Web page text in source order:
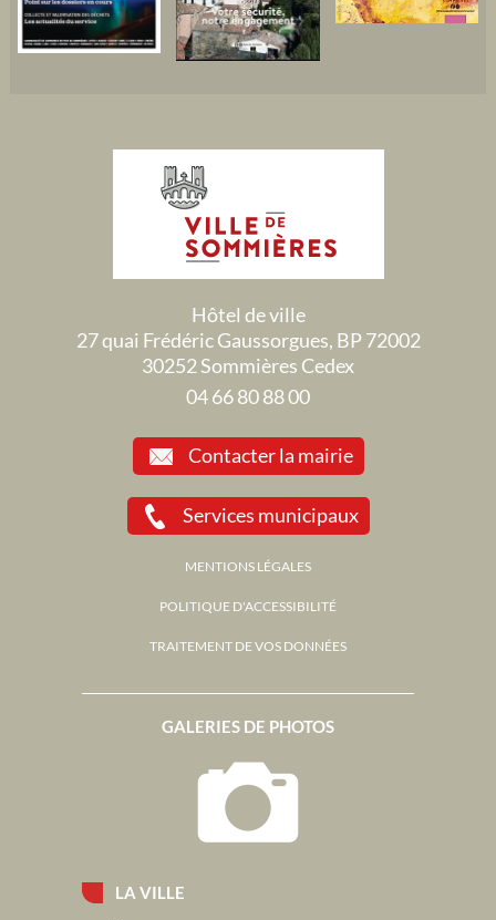
LA VILLE
GALERIES DE PHOTOS
Hôtel de ville
27 quai Frédéric Gaussorgues, BP 72002
30252 Sommières Cedex
04 66 80 88 00
Contacter la mairie
Services municipaux
MENTIONS LÉGALES
POLITIQUE D'ACCESSIBILITÉ
TRAITEMENT DE VOS DONNÉES